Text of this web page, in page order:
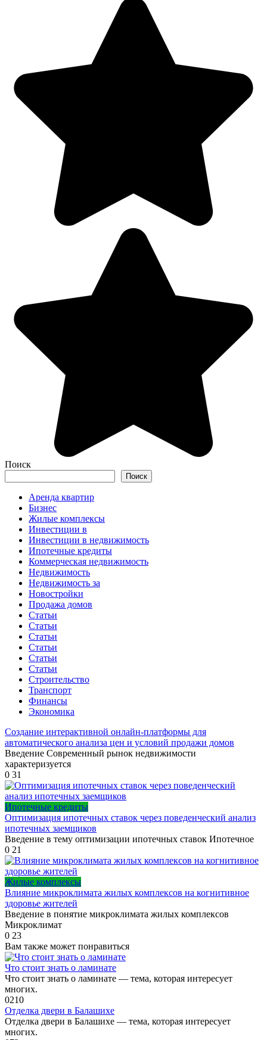
Поиск
Поиск
Аренда квартир
Бизнес
Жилые комплексы
Инвестиции в
Инвестиции в недвижимость
Ипотечные кредиты
Коммерческая недвижимость
Недвижимость
Недвижимость за
Новостройки
Продажа домов
Статьи
Статьи
Статьи
Статьи
Статьи
Статьи
Строительство
Транспорт
Финансы
Экономика
Создание интерактивной онлайн-платформы для
автоматического анализа цен и условий продажи домов
Введение Современный рынок недвижимости
характеризуется
0 31
Ипотечные кредиты
Оптимизация ипотечных ставок через поведенческий анализ
ипотечных заемщиков
Введение в тему оптимизации ипотечных ставок Ипотечное
0 21
Жилые комплексы
Влияние микроклимата жилых комплексов на когнитивное
здоровье жителей
Введение в понятие микроклимата жилых комплексов
Микроклимат
0 23
Вам также может понравиться
Что стоит знать о ламинате
Что стоит знать о ламинате — тема, которая интересует
многих.
0210
Отделка двери в Балашихе
Отделка двери в Балашихе — тема, которая интересует
многих.